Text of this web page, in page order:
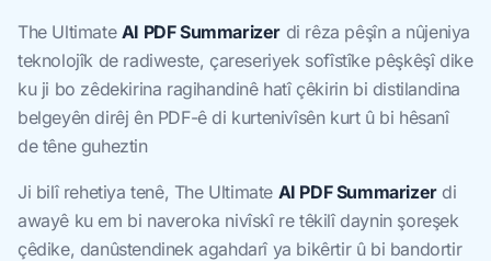
The Ultimate AI PDF Summarizer di rêza pêşîn a nûjeniya
teknolojîk de radiweste, çareseriyek sofîstîke pêşkêşî dike
ku ji bo zêdekirina ragihandinê hatî çêkirin bi distilandina
belgeyên dirêj ên PDF-ê di kurtenivîsên kurt û bi hêsanî
de têne guheztin
Ji bilî rehetiya tenê, The Ultimate AI PDF Summarizerdi
awayê ku em bi naveroka nivîskî re têkilî daynin şoreşek
çêdike, danûstendinek agahdarî ya bikêrtir û bi bandortir